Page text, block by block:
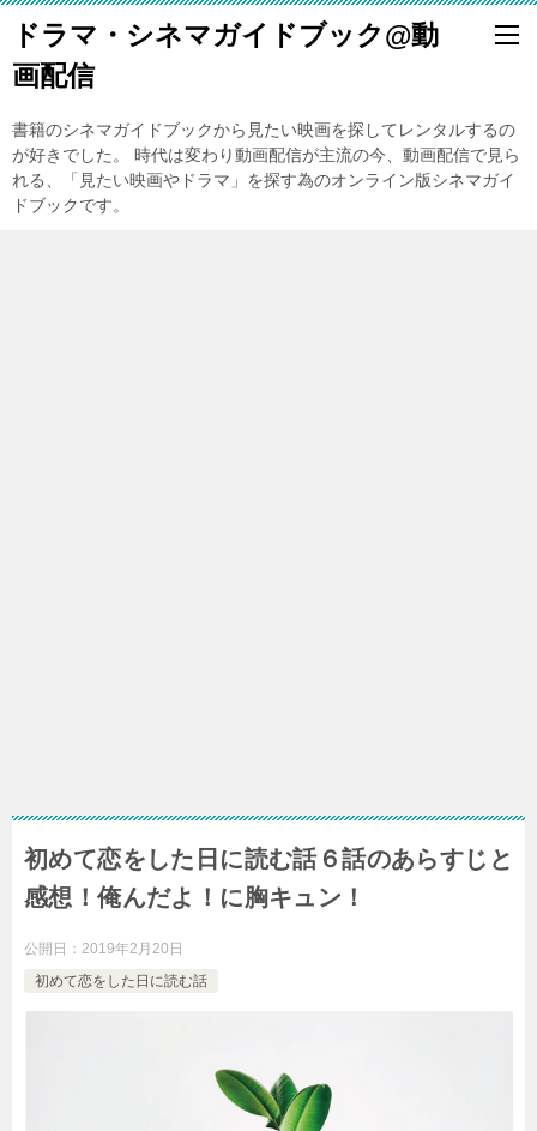
ドラマ・シネマガイドブック@動
画配信
書籍のシネマガイドブックから見たい映画を探してレンタルするの
が好きでした。 時代は変わり動画配信が主流の今、動画配信で見ら
れる、「見たい映画やドラマ」を探す為のオンライン版シネマガイ
ドブックです。
初めて恋をした日に読む話６話のあらすじと
感想！俺んだよ！に胸キュン！
公開日： 2019年2月20日
初めて恋をした日に読む話